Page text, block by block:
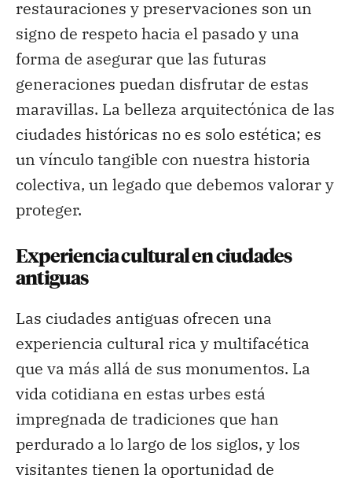
restauraciones y preservaciones son un
signo de respeto hacia el pasado y una
forma de asegurar que las futuras
generaciones puedan disfrutar de estas
maravillas. La belleza arquitectónica de las
ciudades históricas no es solo estética; es
un vínculo tangible con nuestra historia
colectiva, un legado que debemos valorar y
proteger.
Experiencia cultural en ciudades
antiguas
Las ciudades antiguas ofrecen una
experiencia cultural rica y multifacética
que va más allá de sus monumentos. La
vida cotidiana en estas urbes está
impregnada de tradiciones que han
perdurado a lo largo de los siglos, y los
visitantes tienen la oportunidad de